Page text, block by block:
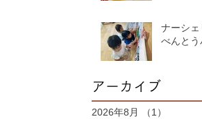
ナーシェ
べんと
アーカイブ
2026年8月 （1）